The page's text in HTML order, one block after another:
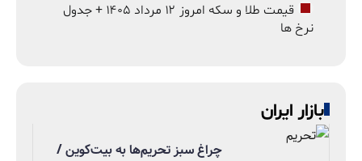
قیمت طلا و سکه امروز ۱۲ مرداد ۱۴۰۵ + جدول
نرخ ها
بازار ایران
چراغ سبز تحریم‌ها به بیت‌کوین /